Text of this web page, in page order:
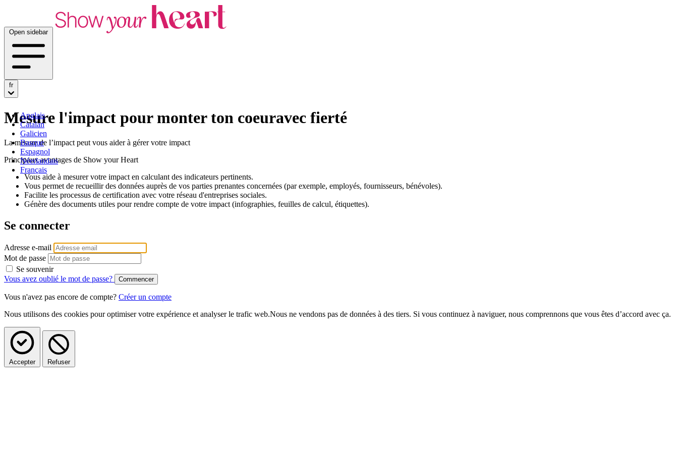
Open sidebar
fr
Anglais
Catalan
Galicien
Basque
Espagnol
Néerlandais
Français
Mesure l'impact pour monter ton coeuravec fierté
La mesure de l’impact peut vous aider à gérer votre impact
Principaux avantages de Show your Heart
Vous aide à mesurer votre impact en calculant des indicateurs pertinents.
Vous permet de recueillir des données auprès de vos parties prenantes concernées (par exemple, employés, fournisseurs, bénévoles).
Facilite les processus de certification avec votre réseau d'entreprises sociales.
Génère des documents utiles pour rendre compte de votre impact (infographies, feuilles de calcul, étiquettes).
Se connecter
Adresse e-mail
Mot de passe
Se souvenir
Vous avez oublié le mot de passe?
Vous n'avez pas encore de compte? Créer un compte
Nous utilisons des cookies pour optimiser votre expérience et analyser le trafic web.Nous ne vendons pas de données à des tiers. Si vous continuez à naviguer, nous comprennons que vous êtes d’accord avec ça.
Accepter Refuser